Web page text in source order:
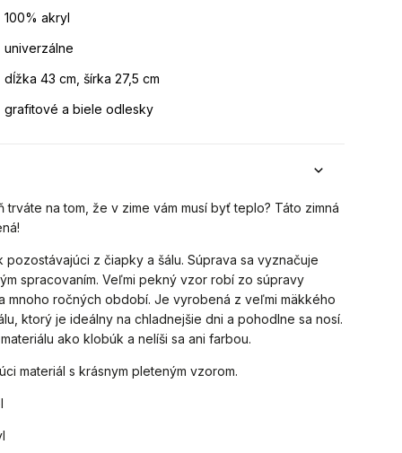
na tom, že v zime vám musí byť teplo? Táto zimná
pozostávajúci z čiapky a šálu. Súprava sa vyznačuje
spracovaním. Veľmi pekný vzor robí zo súpravy
mnoho ročných období. Je vyrobená z veľmi mäkkého
ktorý je ideálny na chladnejšie dni a pohodlne sa nosí.
ako klobúk a nelíši sa ani farbou.
materiál s krásnym pleteným vzorom.
100% akryl
univerzálne
dĺžka 43 cm, šírka 27,5 cm
grafitové a biele odlesky